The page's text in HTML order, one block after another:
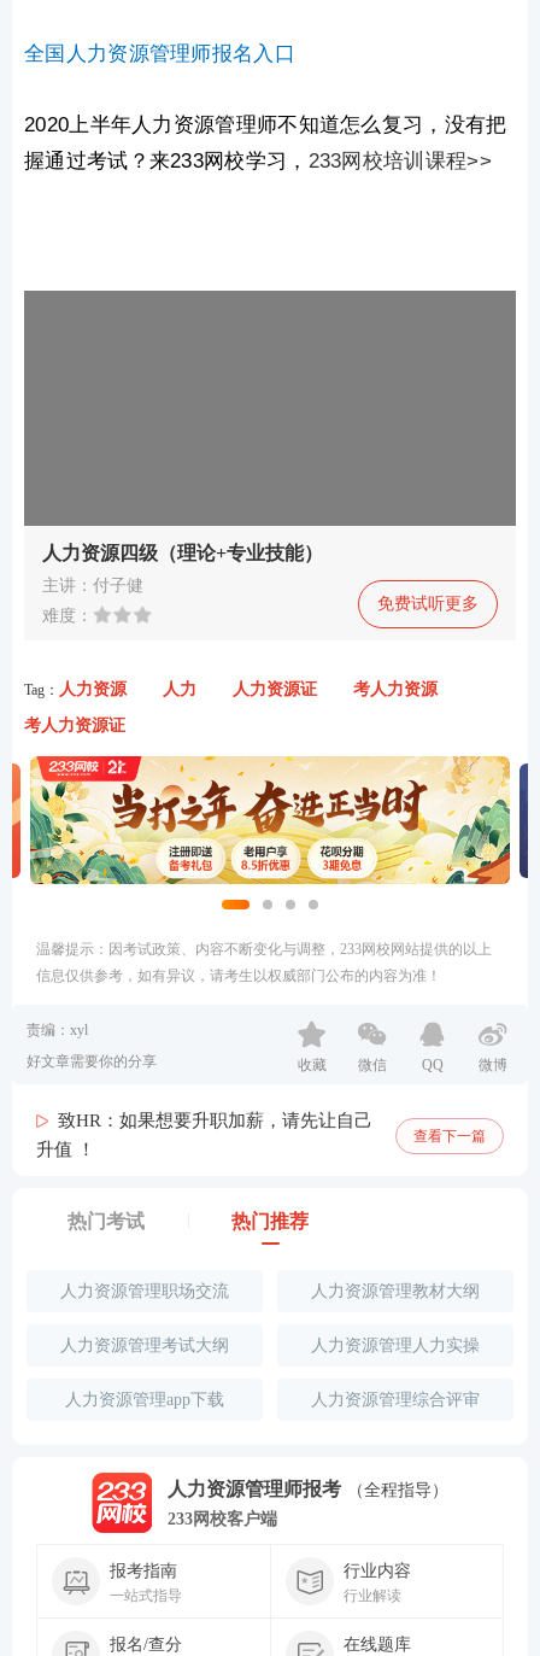
全国人力资源管理师报名入口
2020上半年人力资源管理师不知道怎么复习，没有把
握通过考试？来233网校学习， 233网校培训课程>>
人力资源四级（理论+专业技能）
主讲：付子健
难度：
免费试听更多
Tag： 人力资源 人力 人力资源证
考人力资源
考人力资源证
温馨提示：因考试政策、内容不断变化与调整，233网校网站提供的以上
信息仅供参考，如有异议，请考生以权威部门公布的内容为准！
责编：xyl
好文章需要你的分享
收藏 微信 QQ 微博
致HR：如果想要升职加薪，请先让自己
升值 ！
查看下一篇
热门考试 热门推荐
人力资源管理职场交流 人力资源管理教材大纲
人力资源管理考试大纲 人力资源管理人力实操
人力资源管理app下载 人力资源管理综合评审
人力资源管理师报考
（全程指导）
233网校客户端
报考指南
一站式指导
行业内容
行业解读
报名/查分 在线题库